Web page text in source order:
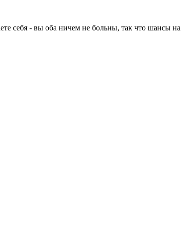
- вы оба ничем не больны, так что шансы